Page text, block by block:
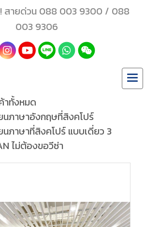
สายด่วน 088 003 9300 / 088
003 9306
าทั้งหมด
นภาษาอังกฤษที่สิงคโปร์
นภาษาที่สิงคโปร์ แบบเดี่ยว 3
ไม่ต้องขอวีซ่า